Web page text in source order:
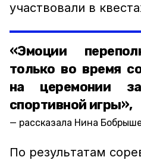
участвовали в
«Эмоции
только во время
на церемонии
спортивной игры»,
рассказала Нина
По результатам